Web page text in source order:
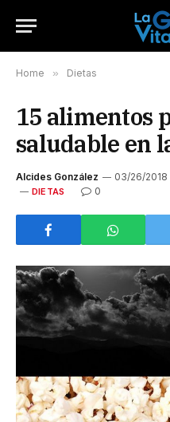
Home » Dietas
15 alimentos
saludable en
Alcides González 03/26/2018
DIETAS 0